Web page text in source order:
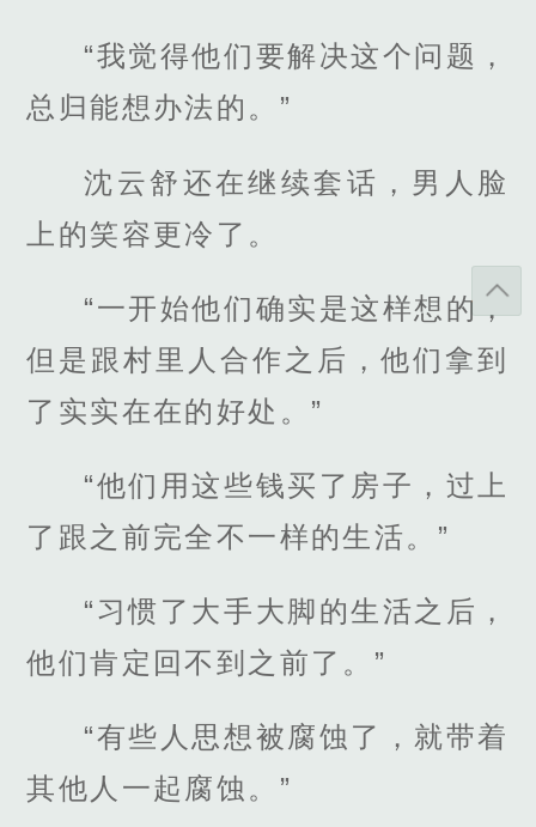
“我觉得他们要解决这个问题，
总归能想办法的。”
沈云舒还在继续套话，男人脸
上的笑容更冷了。
“一开始他们确实是这样想的，
但是跟村里人合作之后，他们拿到
了实实在在的好处。”
“他们用这些钱买了房子，过上
了跟之前完全不一样的生活。”
“习惯了大手大脚的生活之后，
他们肯定回不到之前了。”
“有些人思想被腐蚀了，就带着
其他人一起腐蚀。”